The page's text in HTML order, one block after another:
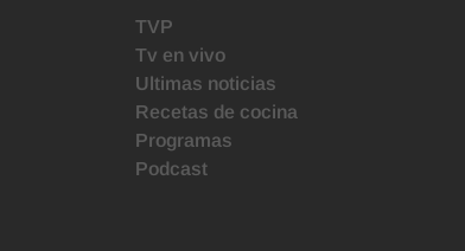
TVP
Tv en vivo
Ultimas noticias
Recetas de cocina
Programas
Podcast